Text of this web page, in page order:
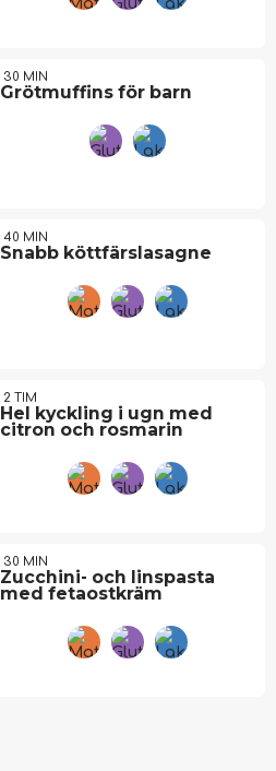
30 MIN
Grötmuffins för barn
40 MIN
Snabb köttfärslasagne
2 TIM
Hel kyckling i ugn med
citron och rosmarin
30 MIN
Zucchini- och linspasta
med fetaostkräm